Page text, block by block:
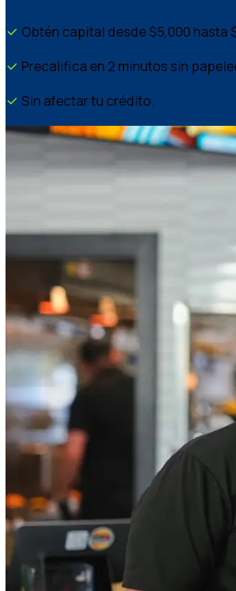
Obtén capital desde $5,000 hasta
Precalifica en 2 minutos sin
Sin afectar tu crédito.